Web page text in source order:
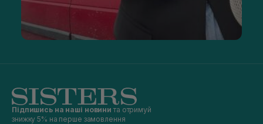
Підпишись на наші новини та отримуй
знижку 5% на перше замовлення